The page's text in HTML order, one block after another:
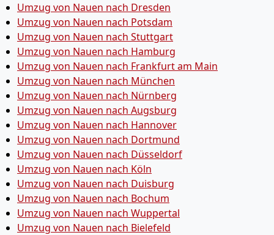
Umzug von Nauen nach Dresden
Umzug von Nauen nach Potsdam
Umzug von Nauen nach Stuttgart
Umzug von Nauen nach Hamburg
Umzug von Nauen nach Frankfurt am Main
Umzug von Nauen nach München
Umzug von Nauen nach Nürnberg
Umzug von Nauen nach Augsburg
Umzug von Nauen nach Hannover
Umzug von Nauen nach Dortmund
Umzug von Nauen nach Düsseldorf
Umzug von Nauen nach Köln
Umzug von Nauen nach Duisburg
Umzug von Nauen nach Bochum
Umzug von Nauen nach Wuppertal
Umzug von Nauen nach Bielefeld